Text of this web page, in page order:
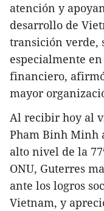
atención y
desarrollo de
transición verde,
especialmente
financiero,
mayor
Al recibir hoy al
Pham Binh Minh
alto nivel de la
ONU, Guterres
ante los logros
Vietnam, y